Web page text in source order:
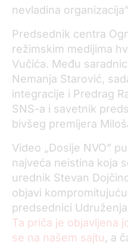
nevladina
Predsednik centra
režimskim medijima
Vučića. Među
Nemanja Starović,
integracije i Predrag
SNS-a i savetnik
bivšeg premijera
Video „Dosije NVO”
najveća neistina koja
urednik Stevan
objavi
predsednici
Ta priča je objavljena
se na našem sajtu, a